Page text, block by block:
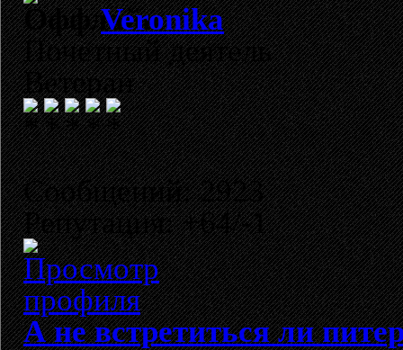
Veronika
Почетный деятель
Ветеран
Сообщений: 2923
Репутация: +64/-1
А не встретиться ли